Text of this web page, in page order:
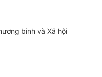
binh và Xã hội